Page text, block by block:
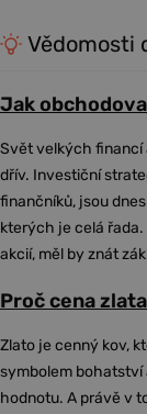
Vědomosti
Jak
Svět velkých financí
dřív. Investiční
finančníků, jsou
kterých je celá
akcií, měl by znát
Proč cena
Zlato je cenný kov,
symbolem bohatství
hodnotu. A právě v